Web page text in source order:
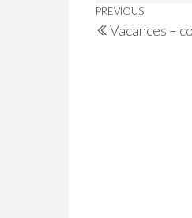
de
Previous
Post
PREVIOUS
Vacances –